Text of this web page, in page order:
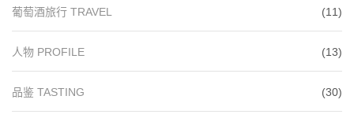
葡萄酒旅行 TRAVEL (11)
人物 PROFILE (13)
品鉴 TASTING (30)